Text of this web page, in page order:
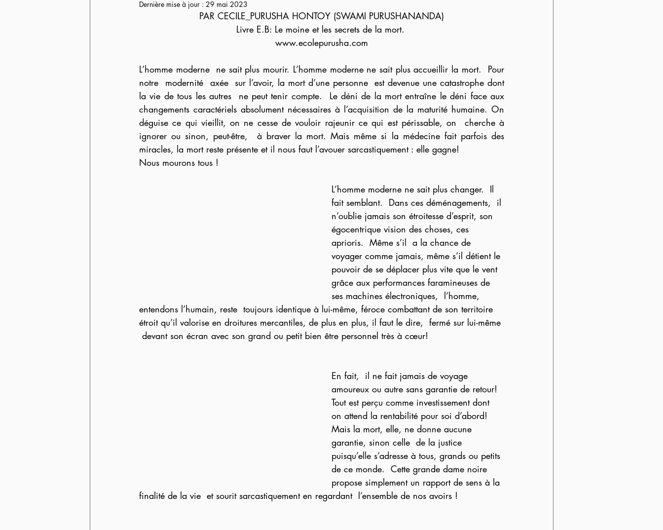
Dernière mise à jour : 29 mai 2023
PAR CECILE_PURUSHA HONTOY (SWAMI PURUSHANANDA)
Livre E.B: Le moine et les secrets de la mort.
www.ecolepurusha.com
L’homme moderne  ne sait plus mourir. L’homme moderne ne sait plus accueillir la mort.  Pour
notre  modernité  axée  sur l’avoir, la mort d’une personne  est devenue une catastrophe dont
la vie de tous les autres  ne peut tenir compte.  Le déni de la mort entraîne le déni face aux
changements caractériels absolument nécessaires à l’acquisition de la maturité humaine. On
déguise ce qui vieillit, on ne cesse de vouloir rajeunir ce qui est périssable, on  cherche à
ignorer ou sinon, peut-être,  à braver la mort. Mais même si la médecine fait parfois des
miracles, la mort reste présente et il nous faut l’avouer sarcastiquement : elle gagne!
Nous mourons tous !
L’homme moderne ne sait plus changer.  Il
fait semblant.  Dans ces déménagements,  il
n’oublie jamais son étroitesse d’esprit, son
égocentrique vision des choses, ces
aprioris.  Même s’il  a la chance de
voyager comme jamais, même s’il détient le
pouvoir de se déplacer plus vite que le vent
grâce aux performances faramineuses de
ses machines électroniques,  l’homme,
entendons l’humain, reste  toujours identique à lui-même, féroce combattant de son territoire
étroit qu’il valorise en droitures mercantiles, de plus en plus, il faut le dire,  fermé sur lui-même
devant son écran avec son grand ou petit bien être personnel très à cœur!
En fait,  il ne fait jamais de voyage
amoureux ou autre sans garantie de retour!
Tout est perçu comme investissement dont
on attend la rentabilité pour soi d’abord!
Mais la mort, elle, ne donne aucune
garantie, sinon celle  de la justice
puisqu’elle s’adresse à tous, grands ou petits
de ce monde.  Cette grande dame noire
propose simplement un rapport de sens à la
finalité de la vie  et sourit sarcastiquement en regardant  l’ensemble de nos avoirs !